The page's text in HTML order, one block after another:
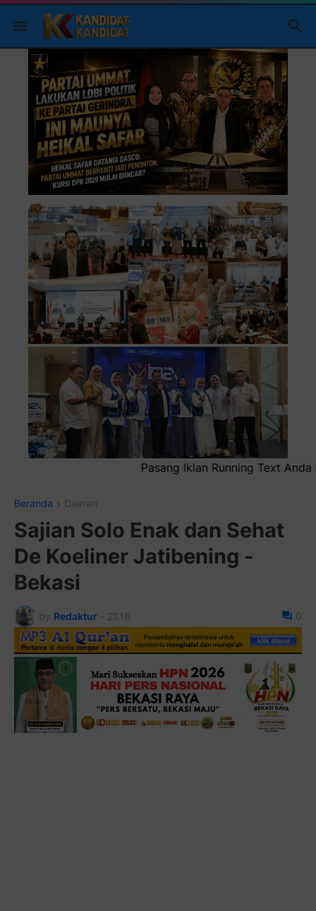
Text Anda di sini atau bisa juga sebagai iklan
Beranda Daerah
Sajian Solo Enak dan Sehat
De Koeliner Jatibening -
Bekasi
by Redaktur - 21.16 0